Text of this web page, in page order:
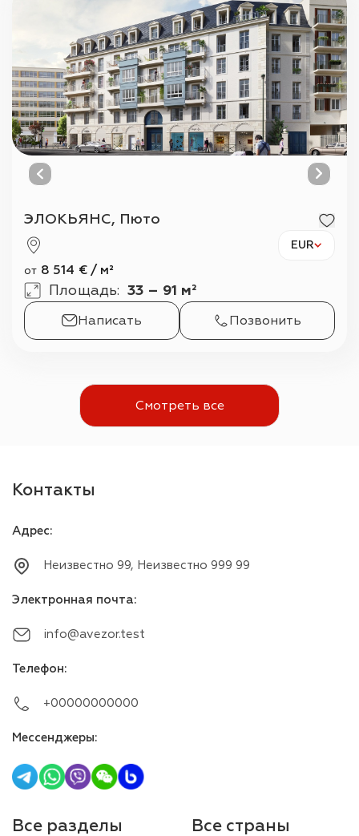
ЭЛОКЬЯНС, Пюто
EUR
от 8 514 € / м²
Площадь: 33 – 91 м²
Написать Позвонить
Смотреть все
Контакты
Адрес:
Неизвестно 99, Неизвестно 999 99
Электронная почта:
info@avezor.test
Телефон:
+00000000000
Мессенджеры:
Все разделы Все страны